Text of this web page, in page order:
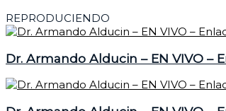
REPRODUCIENDO
Dr. Armando Alducin – EN VIVO –